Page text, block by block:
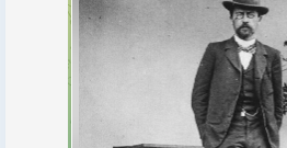
ничего не делает, и мы с ним
Жизнь сытая, полная, как чаша,
берегу, шартрезы, крюшоны,
ужины, поездки, романсы — всё
короткими и едва заметными;
под шум волн дремлет и не хочет